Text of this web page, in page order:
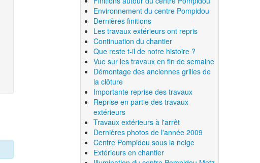
Environnement du centre Pompidou
Dernières finitions
Les travaux extérieurs ont repris
Continuation du chantier
Que reste t-il de notre histoire ?
Vue sur les travaux en fin de semaine
Démontage des anciennes grilles de
la clôture
Importante reprise des travaux
Reprise en partie des travaux
extérieurs
Travaux extérieurs à l'arrêt
Dernières photos de l'année 2009
Centre Pompidou sous la neige
Extérieurs en chantier